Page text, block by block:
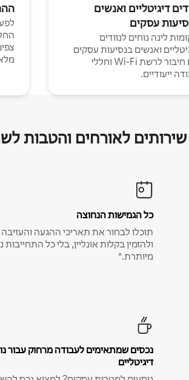
דיגיטליים ואנשים
עסקים
לינה נוחים לנוודים
ואנשים בנסיעות עסקים
עם חיבור לרשת Wi-Fi וחללי
ייעודיים.
שירותים לאורחים והטבות
כל הגמישות הנחוצה
תוכלו לבחור את תאריכי ההגעה והעזיבה
ולהזמין בקלות אונליין, בלי כל התחייבות
מיותרת.*
נכסים שמתאימים לעבודה מרחוק עבור
דיגיטליים